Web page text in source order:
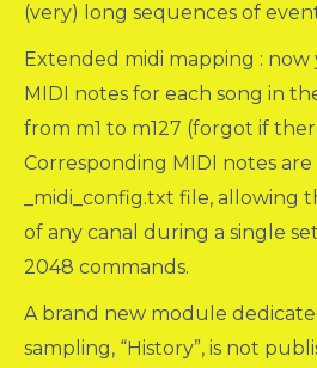
(very) long sequences of
Extended midi mapping : now
MIDI notes for each song in
from m1 to m127 (forgot if
Corresponding MIDI notes
_midi_config.txt file, allowing
of any canal during a single
2048 commands.
A brand new module
sampling, “History”, is not